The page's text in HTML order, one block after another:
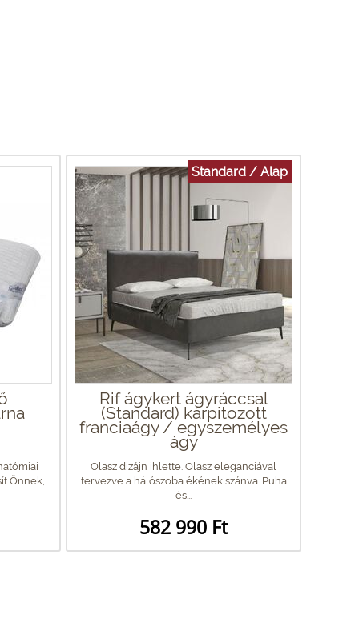
Önnek,
Standard / Alap
Rif ágykert ágyráccsal
(Standard) kárpitozott
franciaágy / egyszemélyes
ágy
Olasz dizájn ihlette. Olasz eleganciával
tervezve a hálószoba ékének szánva. Puha
és...
582 990 Ft